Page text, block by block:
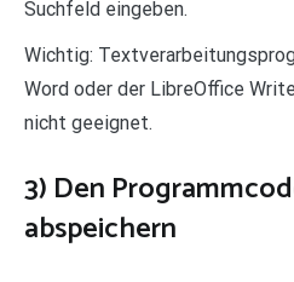
Suchfeld eingeben.
Wichtig:
Word oder der LibreOffice
nicht geeignet.
3) Den
abspeichern